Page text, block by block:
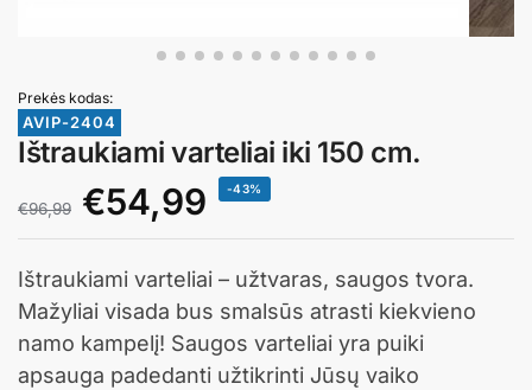
Prekės kodas:
AVIP-2404
Ištraukiami varteliai iki 150 cm.
€96,99 €54,99 -43%
Ištraukiami varteliai – užtvaras, saugos tvora.
Mažyliai visada bus smalsūs atrasti kiekvieno
namo kampelį! Saugos varteliai yra puiki
apsauga padedanti užtikrinti Jūsų vaiko